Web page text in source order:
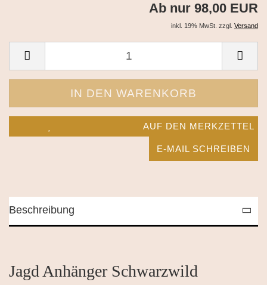
Ab nur 98,00 EUR
inkl. 19% MwSt. zzgl. Versand
AUF DEN MERKZETTEL
E-MAIL SCHREIBEN
Beschreibung
Jagd Anhänger Schwarzwild